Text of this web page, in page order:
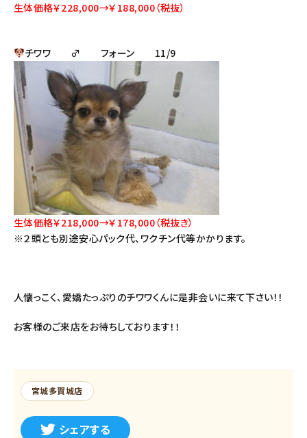
生体価格￥228,000→￥188,000（税抜）
チワワ ♂ フォーン 11/9
生体価格￥218,000→￥178,000（税抜き）
※２頭とも別途安心パック代、ワクチン代等かかります。
人懐っこく、愛嬌たっぷりのチワワくんに是非会いに来て下さい！！
お客様のご来店をお待ちしております！！
宮城多賀城店
シェアする